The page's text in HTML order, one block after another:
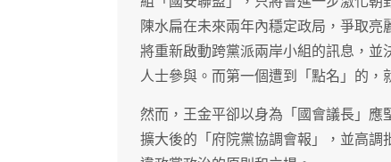
陳水扁在未來兩年內穩定政局，爭取
將重新啟動跨黨派兩岸小組的訊息，
人士參與。而第一個遭到「點名」的，
然而，王金平卻以身為「國會議長」
擴大後的「府院黨協調會報」，並高